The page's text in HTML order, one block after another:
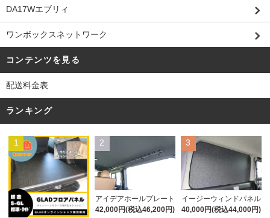
DA17Wエブリィ
ワンボックスネットワーク
コンテンツを見る
配送料金表
ランキング
1 2
アイデアホールプレート
42,000円(税込46,200円)
3
イージーウィンドパネル
40,000円(税込44,000円)